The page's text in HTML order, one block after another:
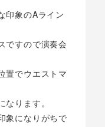
印象のAライン
ですので演奏会
置でウエストマ
ります。
象になりがちで